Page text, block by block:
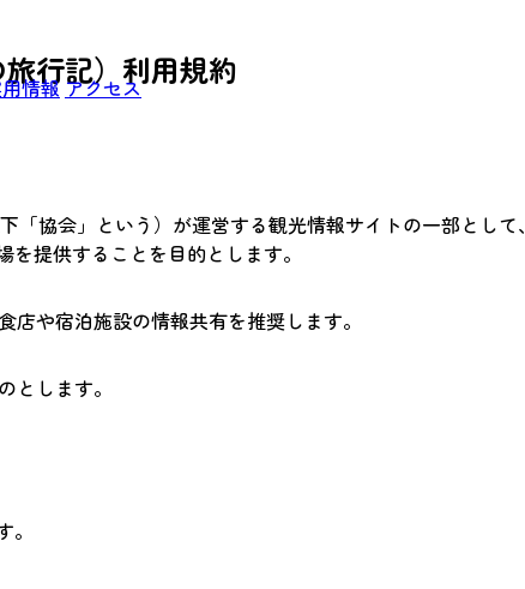
情報 アクセス
行記）利用規約
「協会」という）が運営する観光情報サイトの一部とし
提供することを目的とします。
や宿泊施設の情報共有を推奨します。
とします。